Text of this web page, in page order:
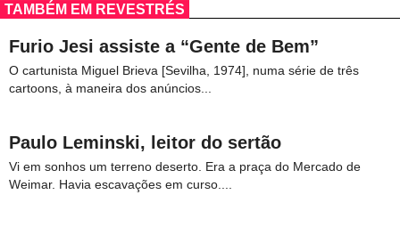
TAMBÉM EM REVESTRÉS
Furio Jesi assiste a “Gente de Bem”
O cartunista Miguel Brieva [Sevilha, 1974], numa série de três
cartoons, à maneira dos anúncios...
Paulo Leminski, leitor do sertão
Vi em sonhos um terreno deserto. Era a praça do Mercado de
Weimar. Havia escavações em curso....